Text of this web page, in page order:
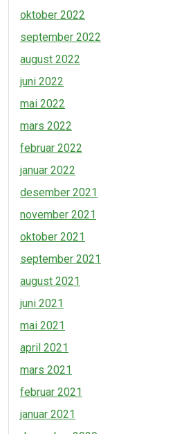
oktober 2022
september 2022
august 2022
juni 2022
mai 2022
mars 2022
februar 2022
januar 2022
desember 2021
november 2021
oktober 2021
september 2021
august 2021
juni 2021
mai 2021
april 2021
mars 2021
februar 2021
januar 2021